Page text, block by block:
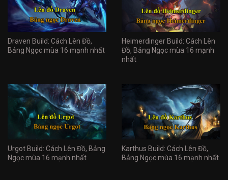
Draven Build: Cách Lên Đồ,
Bảng Ngọc mùa 16 mạnh nhất
Heimerdinger Build: Cách Lên
Đồ, Bảng Ngọc mùa 16 mạnh
nhất
Urgot Build: Cách Lên Đồ, Bảng
Ngọc mùa 16 mạnh nhất
Karthus Build: Cách Lên Đồ,
Bảng Ngọc mùa 16 mạnh nhất